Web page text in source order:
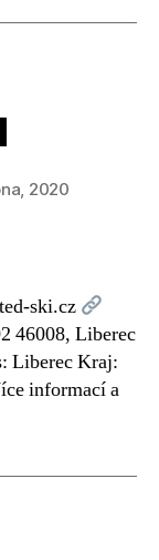
2020
názvemski.cz
46008, Liberec
Liberec Kraj:
informací a